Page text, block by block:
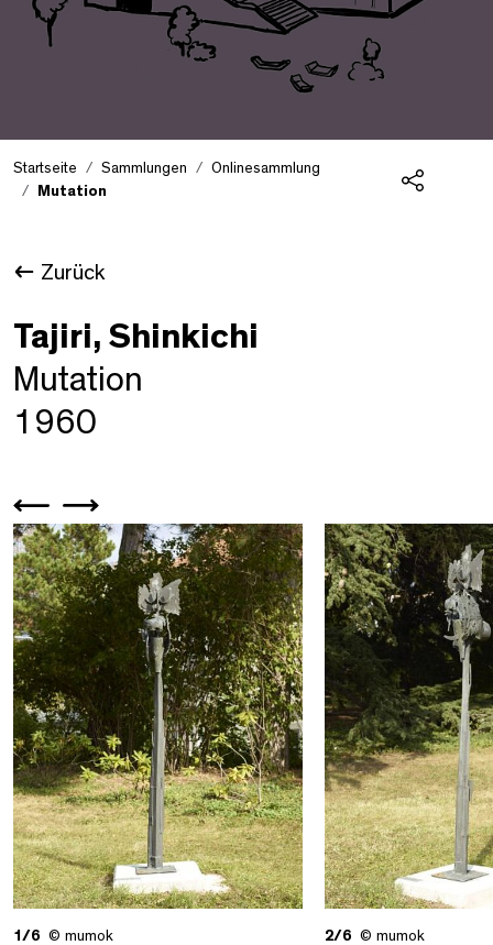
Startseite Sammlungen
Onlinesammlung
Mutation
Zurück
Tajiri, Shinkichi
Mutation
1960
1/6 © mumok 2/6 © mumok